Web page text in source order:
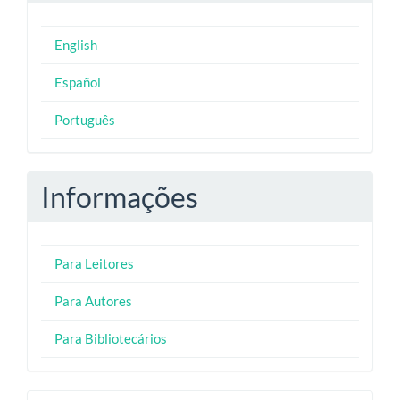
English
Español
Português
Informações
Para Leitores
Para Autores
Para Bibliotecários